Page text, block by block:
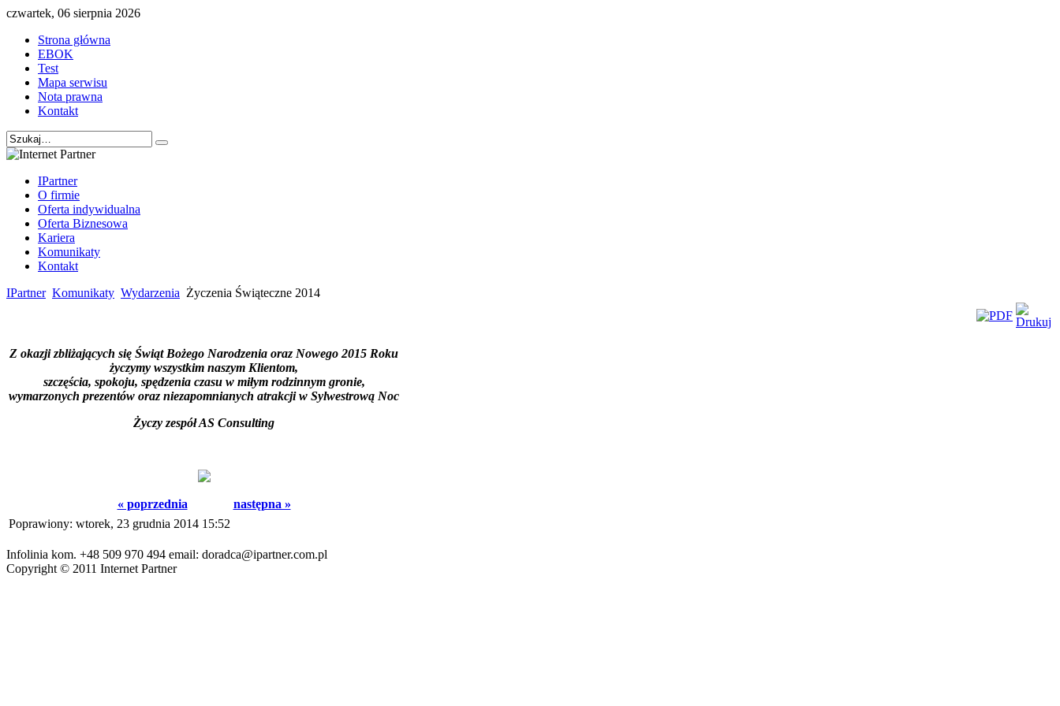
czwartek, 06 sierpnia 2026
Strona główna
EBOK
Test
Mapa serwisu
Nota prawna
Kontakt
IPartner
O firmie
Oferta indywidualna
Oferta Biznesowa
Kariera
Komunikaty
Kontakt
IPartner Komunikaty Wydarzenia Życzenia Świąteczne 2014
Z okazji zbliżających się Świąt Bożego Narodzenia oraz Nowego 2015 Roku
życzymy wszystkim naszym Klientom,
szczęścia, spokoju, spędzenia czasu w miłym rodzinnym gronie,
wymarzonych prezentów oraz niezapomnianych atrakcji w Sylwestrową Noc
Życzy zespół AS Consulting
« poprzednia
następna »
Poprawiony: wtorek, 23 grudnia 2014 15:52
Infolinia kom. +48 509 970 494 email: doradca@ipartner.com.pl
Copyright © 2011 Internet Partner